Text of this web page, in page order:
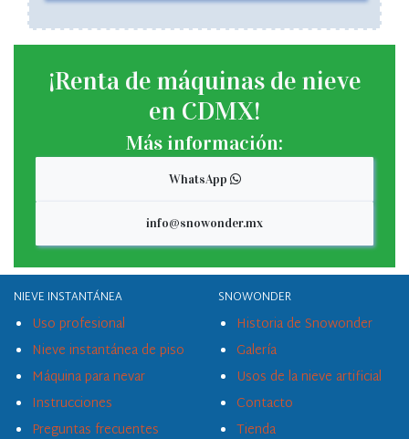
¡Renta de máquinas de nieve
en CDMX!
Más información:
WhatsApp
info@snowonder.mx
NIEVE INSTANTÁNEA
Uso profesional
Nieve instantánea de piso
Máquina para nevar
Instrucciones
Preguntas frecuentes
SNOWONDER
Historia de Snowonder
Galería
Usos de la nieve artificial
Contacto
Tienda